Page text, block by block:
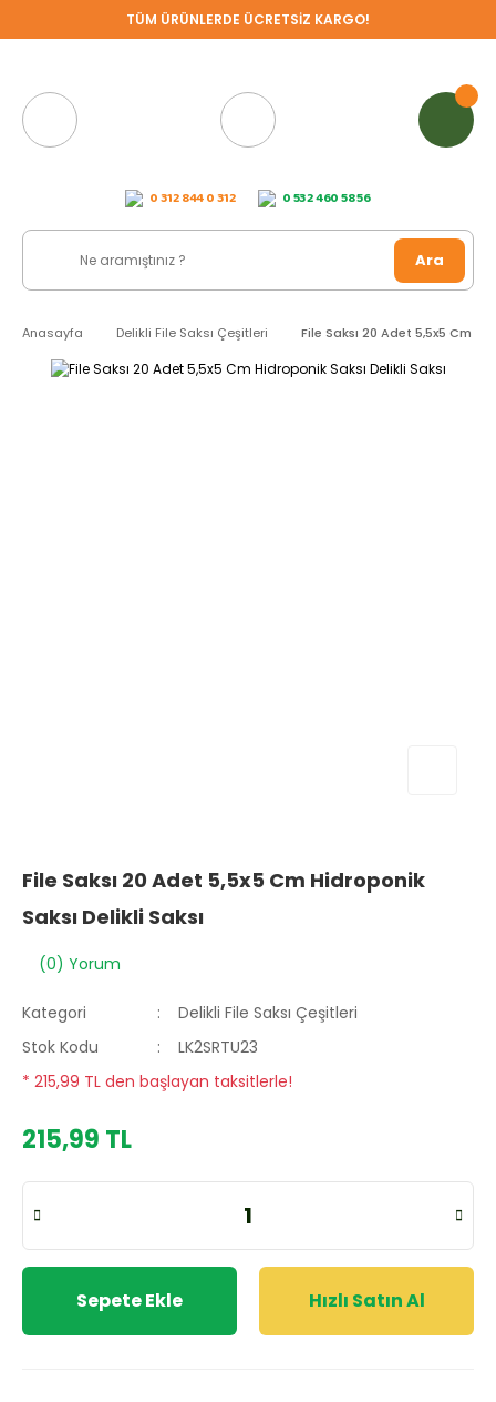
TÜM ÜRÜNLERDE ÜCRETSİZ KARGO!
0 312 844 0 312 0 532 460 58 56
Ara
Anasayfa Delikli File Saksı Çeşitleri File Saksı 20 Adet 5,5x5 Cm
File Saksı 20 Adet 5,5x5 Cm Hidroponik
Saksı Delikli Saksı
(0) Yorum
Kategori
Delikli File Saksı Çeşitleri
Stok Kodu
LK2SRTU23
* 215,99 TL den başlayan taksitlerle!
215,99 TL
Sepete Ekle Hızlı Satın Al